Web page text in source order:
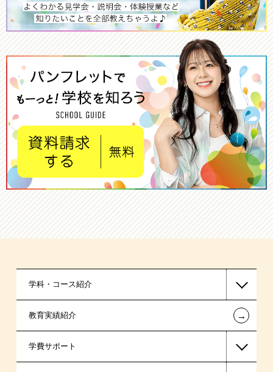
学科・コース紹介
国家公務員・地方公務員系
警察官・消防官系
教育実績紹介 ←
学費サポート